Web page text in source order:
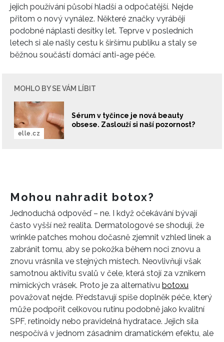
jejich používání působí hladší a odpočatější. Nejde
přitom o nový vynález. Některé značky vyrábějí
podobné náplasti desítky let. Teprve v posledních
letech si ale našly cestu k širšímu publiku a staly se
běžnou součástí domácí anti-age péče.
MOHLO BY SE VÁM LÍBIT
Sérum v tyčince je nová beauty
obsese. Zaslouží si naší pozornost?
elle.cz
Mohou nahradit botox?
Jednoduchá odpověď – ne. I když očekávání bývají
často vyšší než realita. Dermatologové se shodují, že
wrinkle patches mohou dočasně zjemnit vzhled linek a
zabránit tomu, aby se pokožka během noci znovu a
znovu vrásnila ve stejných místech. Neovlivňují však
samotnou aktivitu svalů v čele, která stojí za vznikem
mimických vrásek. Proto je za alternativu botoxu
považovat nejde. Představují spíše doplněk péče, který
může podpořit celkovou rutinu podobně jako kvalitní
SPF, retinoidy nebo pravidelná hydratace. Jejich síla
nespočívá v jednom zásadním dramatickém efektu, ale